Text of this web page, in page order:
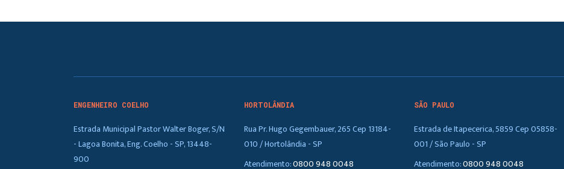
ENGENHEIRO COELHO
Estrada Municipal Pastor Walter Boger, S/N
- Lagoa Bonita, Eng. Coelho - SP, 13448-
900
HORTOLÂNDIA
Rua Pr. Hugo Gegembauer, 265 Cep 13184-
010 / Hortolândia - SP
Atendimento:0800 948 0048
SÃO PAULO
Estrada de Itapecerica, 5859 Cep 05858-
001 / São Paulo - SP
Atendimento:0800 948 0048